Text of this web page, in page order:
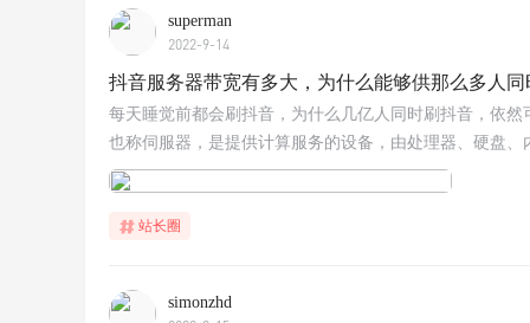
superman
2022-9-14
抖音服务器带宽有多大，为什么能够供那么多人同
每天睡觉前都会刷抖音，为什么几亿人同时刷抖音，依
也称伺服器，是提供计算服务的设备，由处理器、硬盘
站长圈
simonzhd